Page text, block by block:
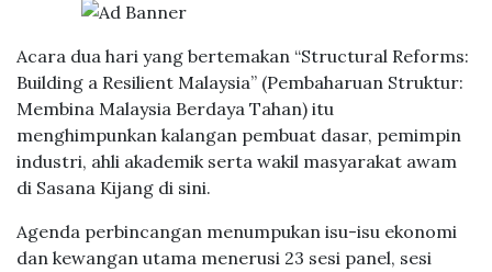
Acara dua hari yang bertemakan “Structural Reforms:
Building a Resilient Malaysia” (Pembaharuan Struktur:
Membina Malaysia Berdaya Tahan) itu
menghimpunkan kalangan pembuat dasar, pemimpin
industri, ahli akademik serta wakil masyarakat awam
di Sasana Kijang di sini.
Agenda perbincangan menumpukan isu-isu ekonomi
dan kewangan utama menerusi 23 sesi panel, sesi